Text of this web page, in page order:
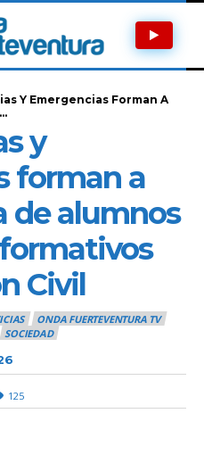
Y Emergencias Forman A
y
forman a
de alumnos
Civil
ONDA FUERTEVENTURA TV
SOCIEDAD
125